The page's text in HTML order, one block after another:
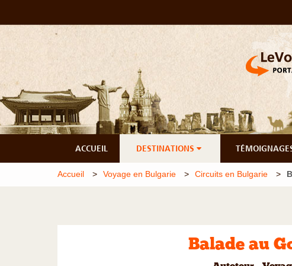
ACCUEIL DESTINATIONS
Accueil Voyage en Bulgarie Circuits en Bulgarie
Balade au